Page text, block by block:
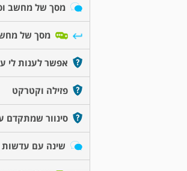
מסך של מחשב
מסך של
אפשר לענות לי
פזילה וקטרקט
סינוור שמתקדם
שינה עם